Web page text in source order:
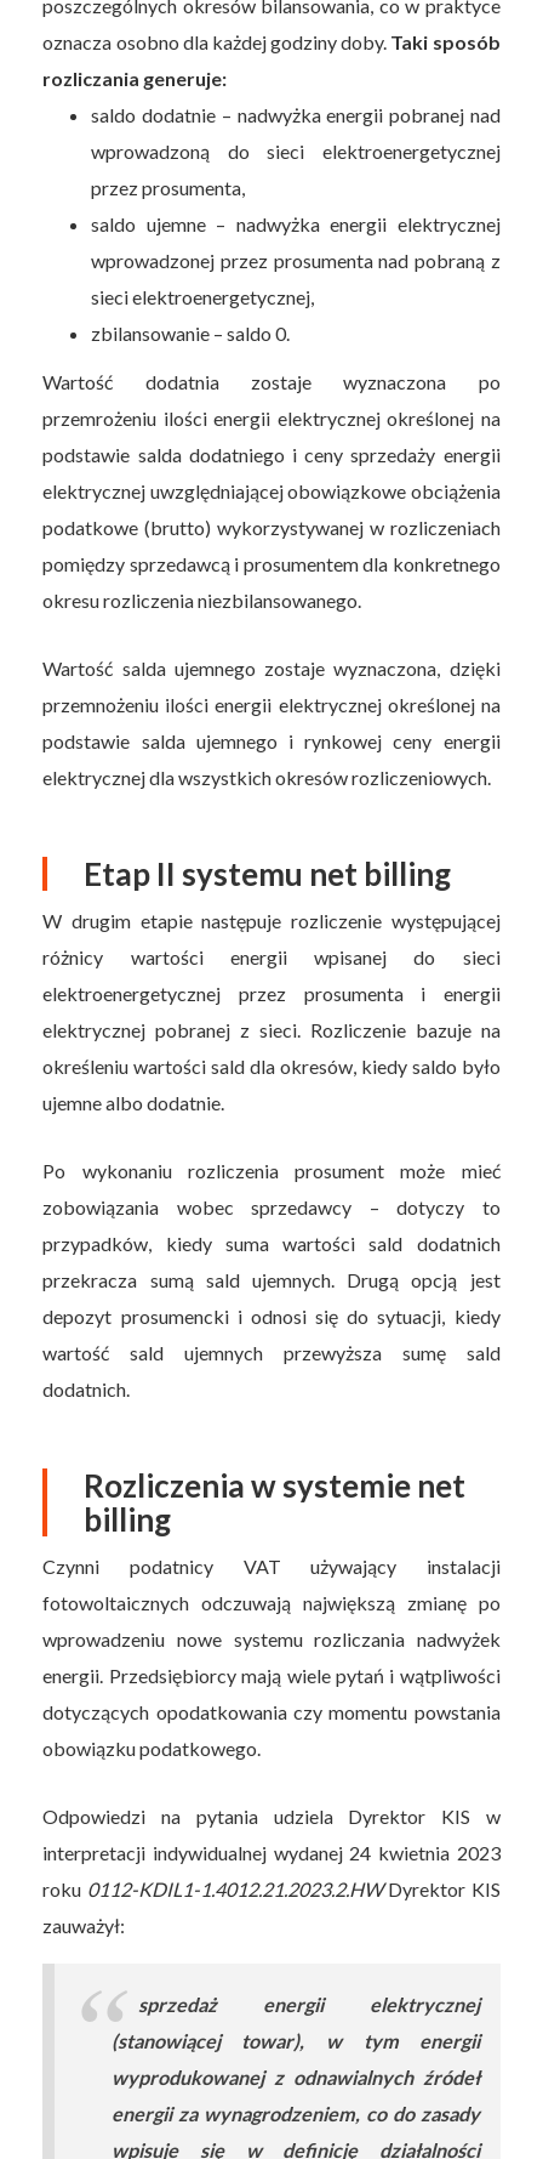
poszczególnych okresów bilansowania, co w praktyce
oznacza osobno dla każdej godziny doby. Taki sposób
rozliczania generuje:
saldo dodatnie – nadwyżka energii pobranej nad
wprowadzoną do sieci elektroenergetycznej
przez prosumenta,
saldo ujemne – nadwyżka energii elektrycznej
wprowadzonej przez prosumenta nad pobraną z
sieci elektroenergetycznej,
zbilansowanie – saldo 0.
Wartość dodatnia zostaje wyznaczona po
przemrożeniu ilości energii elektrycznej określonej na
podstawie salda dodatniego i ceny sprzedaży energii
elektrycznej uwzględniającej obowiązkowe obciążenia
podatkowe (brutto) wykorzystywanej w rozliczeniach
pomiędzy sprzedawcą i prosumentem dla konkretnego
okresu rozliczenia niezbilansowanego.
Wartość salda ujemnego zostaje wyznaczona, dzięki
przemnożeniu ilości energii elektrycznej określonej na
podstawie salda ujemnego i rynkowej ceny energii
elektrycznej dla wszystkich okresów rozliczeniowych.
Etap II systemu net billing
W drugim etapie następuje rozliczenie występującej
różnicy wartości energii wpisanej do sieci
elektroenergetycznej przez prosumenta i energii
elektrycznej pobranej z sieci. Rozliczenie bazuje na
określeniu wartości sald dla okresów, kiedy saldo było
ujemne albo dodatnie.
Po wykonaniu rozliczenia prosument może mieć
zobowiązania wobec sprzedawcy – dotyczy to
przypadków, kiedy suma wartości sald dodatnich
przekracza sumą sald ujemnych. Drugą opcją jest
depozyt prosumencki i odnosi się do sytuacji, kiedy
wartość sald ujemnych przewyższa sumę sald
dodatnich.
Rozliczenia w systemie net
billing
Czynni podatnicy VAT używający instalacji
fotowoltaicznych odczuwają największą zmianę po
wprowadzeniu nowe systemu rozliczania nadwyżek
energii. Przedsiębiorcy mają wiele pytań i wątpliwości
dotyczących opodatkowania czy momentu powstania
obowiązku podatkowego.
Odpowiedzi na pytania udziela Dyrektor KIS w
interpretacji indywidualnej wydanej 24 kwietnia 2023
roku 0112-KDIL1-1.4012.21.2023.2.HWDyrektor KIS
zauważył:
sprzedaż energii elektrycznej
(stanowiącej towar), w tym energii
wyprodukowanej z odnawialnych źródeł
energii za wynagrodzeniem, co do zasady
wpisuje się w definicję działalności